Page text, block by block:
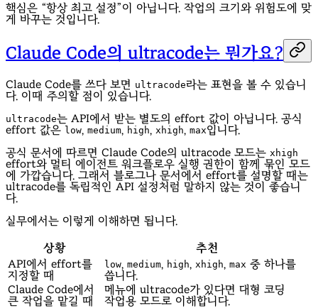
핵심은 “항상 최고 설정”이 아닙니다. 작업의 크기와 위험도에 맞
게 바꾸는 것입니다.
Claude Code의 ultracode는 뭔가요?
Claude Code를 쓰다 보면 ultracode라는 표현을 볼 수 있습니
다. 이때 주의할 점이 있습니다.
ultracode는 API에서 받는 별도의 effort 값이 아닙니다. 공식
effort 값은 low medium high xhigh max입니다.
공식 문서에 따르면 Claude Code의 ultracode 모드는 xhigh
effort와 멀티 에이전트 워크플로우 실행 권한이 함께 묶인 모드
에 가깝습니다. 그래서 블로그나 문서에서 effort를 설명할 때는
ultracode를 독립적인 API 설정처럼 말하지 않는 것이 좋습니
다.
실무에서는 이렇게 이해하면 됩니다.
상황
추천
API에서 effort를
지정할 때
low medium high xhigh max 중 하나를
씁니다.
Claude Code에서
큰 작업을 맡길 때
메뉴에 ultracode가 있다면 대형 코딩
작업용 모드로 이해합니다.